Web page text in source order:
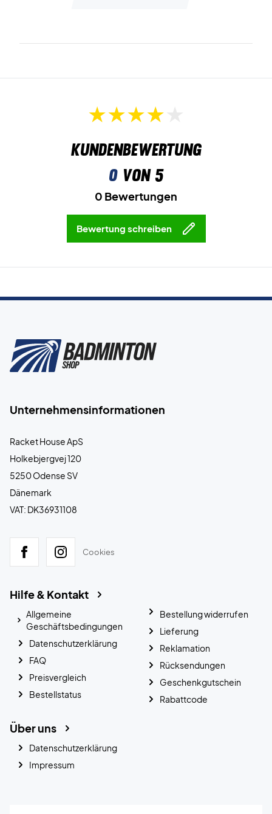
Kundenbewertung
0von 5
0 Bewertungen
Bewertung schreiben
Unternehmensinformationen
Racket House ApS
Holkebjergvej 120
5250 Odense SV
Dänemark
VAT: DK36931108
Cookies
Hilfe & Kontakt
Allgemeine
Geschäftsbedingungen
Datenschutzerklärung
FAQ
Preisvergleich
Bestellstatus
Bestellung widerrufen
Lieferung
Reklamation
Rücksendungen
Geschenkgutschein
Rabattcode
Über uns
Datenschutzerklärung
Impressum